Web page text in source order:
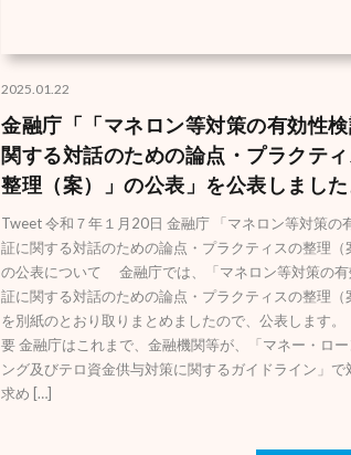
2025.01.22
金融庁「「マネロン等対策の有効性
関する対話のための論点・プラクテ
整理（案）」の公表」を公表しました
Tweet 令和７年１月20日 金融庁 「マネロン等対策の
証に関する対話のための論点・プラクティスの整理（
の公表について 金融庁では、「マネロン等対策の有
証に関する対話のための論点・プラクティスの整理（
を別紙のとおり取りまとめましたので、公表します。
要 金融庁はこれまで、金融機関等が、「マネー・ロー
ング及びテロ資金供与対策に関するガイドライン」で
求め […]